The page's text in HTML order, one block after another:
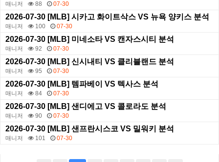
매니저 88 07-30
2026-07-30 [MLB] 시카고 화이트삭스 VS 뉴욕 양키스 분석
매니저 100 07-30
2026-07-30 [MLB] 미네소타 VS 캔자스시티 분석
매니저 92 07-30
2026-07-30 [MLB] 신시내티 VS 클리블랜드 분석
매니저 95 07-30
2026-07-30 [MLB] 템파베이 VS 텍사스 분석
매니저 84 07-30
2026-07-30 [MLB] 샌디에고 VS 콜로라도 분석
매니저 90 07-30
2026-07-30 [MLB] 샌프란시스코 VS 밀워키 분석
매니저 101 07-30